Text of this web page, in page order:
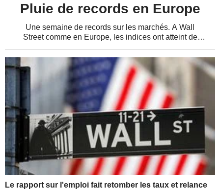
Le rapport sur l'emploi fait retomber les taux et relance
Pluie de records en Europe
Une semaine de records sur les marchés. A Wall
Street comme en Europe, les indices ont atteint de
d'entreprises et une relative détente de la...